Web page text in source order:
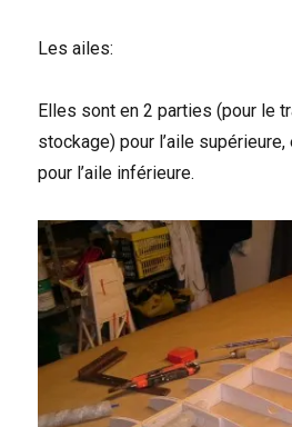
Les ailes:
Elles sont en 2 parties (pour le
stockage) pour l’aile
pour l’aile inférieure.